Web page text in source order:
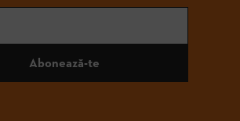
Abonează-te